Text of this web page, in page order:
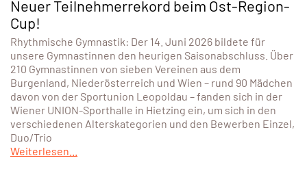
Neuer Teilnehmerrekord beim Ost-Region-
Cup!
Rhythmische Gymnastik: Der 14. Juni 2026 bildete für
unsere Gymnastinnen den heurigen Saisonabschluss. Über
210 Gymnastinnen von sieben Vereinen aus dem
Burgenland, Niederösterreich und Wien – rund 90 Mädchen
davon von der Sportunion Leopoldau – fanden sich in der
Wiener UNION-Sporthalle in Hietzing ein, um sich in den
verschiedenen Alterskategorien und den Bewerben Einzel,
Duo/Trio
Weiterlesen...